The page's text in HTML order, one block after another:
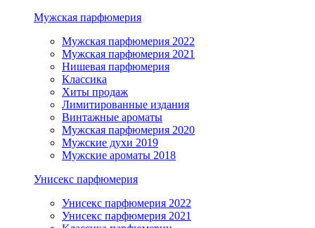
Мужская парфюмерия
Мужская парфюмерия 2022
Мужская парфюмерия 2021
Нишевая парфюмерия
Классика
Хиты продаж
Лимитированные издания
Винтажные ароматы
Мужская парфюмерия 2020
Мужские духи 2019
Мужские ароматы 2018
Унисекс парфюмерия
Унисекс парфюмерия 2022
Унисекс парфюмерия 2021